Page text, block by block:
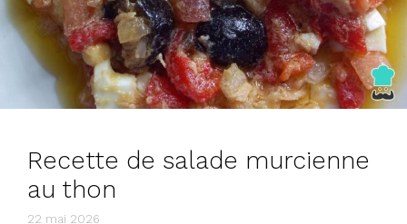
Recette de salade murcienne
au thon
22 mai 2026